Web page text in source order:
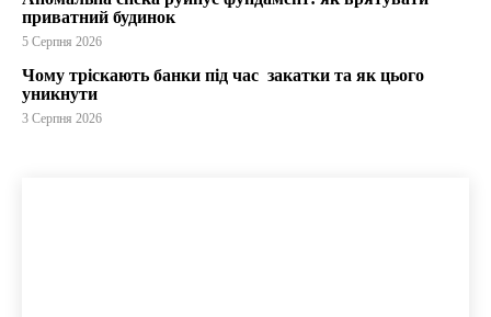
приватний будинок
5 Серпня 2026
Чому тріскають банки під час закатки та як цього
уникнути
3 Серпня 2026